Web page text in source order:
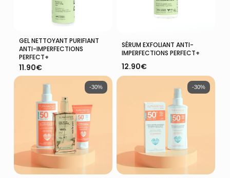
Ajouter Au Panier
GEL NETTOYANT PURIFIANT
ANTI-IMPERFECTIONS
PERFECT+
11.90€
Ajouter Au Panier
SÉRUM EXFOLIANT ANTI-
IMPERFECTIONS PERFECT+
12.90€
-30% -30%